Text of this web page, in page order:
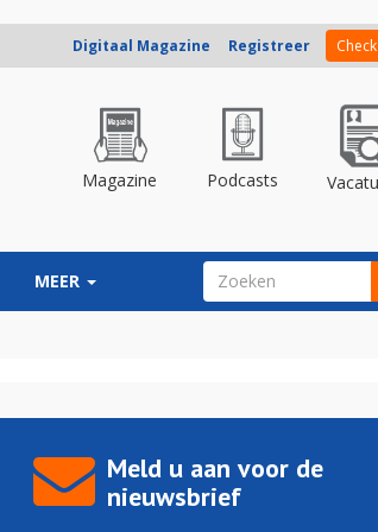
Digitaal Magazine Registreer
Magazine Podcasts
MEER ZOEKVELD
Meld u aan voor de
nieuwsbrief